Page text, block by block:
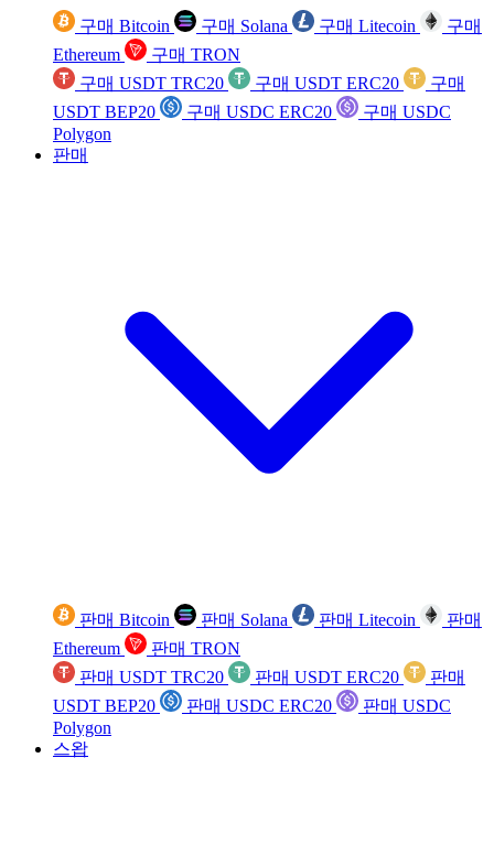
구매 Bitcoin 구매 Solana 구매 Litecoin
구매
Ethereum
구매 TRON
구매 USDT TRC20
구매 USDT ERC20
구매
USDT BEP20
구매 USDC ERC20
구매 USDC
Polygon
판매
판매 Bitcoin 판매 Solana 판매 Litecoin
판매
Ethereum
판매 TRON
판매 USDT TRC20
판매 USDT ERC20
판매
USDT BEP20
판매 USDC ERC20
판매 USDC
Polygon
스왑